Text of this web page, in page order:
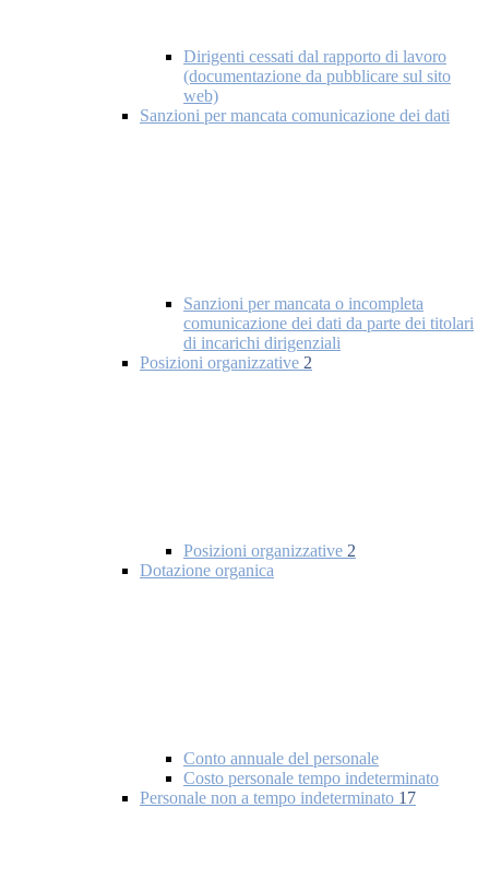
Dirigenti cessati dal rapporto di lavoro
(documentazione da pubblicare sul sito
web)
Sanzioni per mancata comunicazione dei dati
Sanzioni per mancata o incompleta
comunicazione dei dati da parte dei titolari
di incarichi dirigenziali
Posizioni organizzative 2
Posizioni organizzative 2
Dotazione organica
Conto annuale del personale
Costo personale tempo indeterminato
Personale non a tempo indeterminato 17